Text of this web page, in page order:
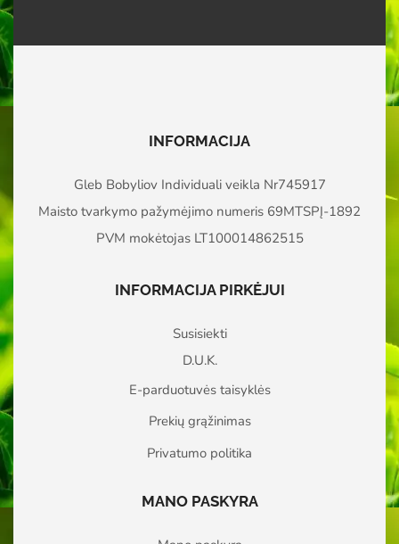
INFORMACIJA
Gleb Bobyliov Individuali veikla Nr745917
Maisto tvarkymo pažymėjimo numeris 69MTSPĮ-1892
PVM mokėtojas LT100014862515
INFORMACIJA PIRKĖJUI
Susisiekti
D.U.K.
E-parduotuvės taisyklės
Prekių grąžinimas
Privatumo politika
MANO PASKYRA